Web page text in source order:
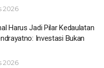
2026
Harus Jadi Pilar Kedaulatan
Investasi Bukan
2026